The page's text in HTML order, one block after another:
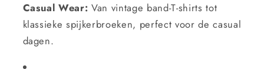
Casual Wear: Van vintage band-T-shirts tot
klassieke spijkerbroeken, perfect voor de casual
dagen.